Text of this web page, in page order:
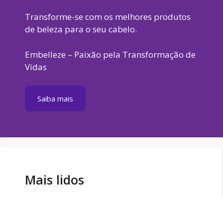
Transforme-se com os melhores produtos
de beleza para o seu cabelo.
Embelleze – Paixão pela Transformação de
Vidas
Saiba mais
Mais lidos